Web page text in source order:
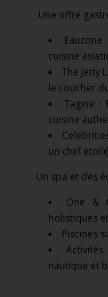
Une offre
cuisine
The Jetty
le coucher
Tagine :
cuisine
un chef
Un spa et des
One &
holistiques
Piscines
nautique et